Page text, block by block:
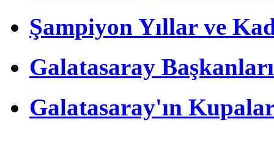
Şampiyon Yıllar ve
Galatasaray Başkanları
Galatasaray'ın